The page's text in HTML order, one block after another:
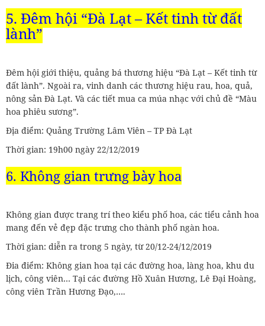
5. Đêm hội “Đà Lạt – Kết tinh từ đất
lành”
Đêm hội giới thiệu, quảng bá thương hiệu “Đà Lạt – Kết tinh từ
đất lành”. Ngoài ra, vinh danh các thương hiệu rau, hoa, quả,
nông sản Đà Lạt. Và các tiết mua ca múa nhạc với chủ đề “Màu
hoa phiêu sương”.
Địa điểm: Quảng Trường Lâm Viên – TP Đà Lạt
Thời gian: 19h00 ngày 22/12/2019
6. Không gian trưng bày hoa
Không gian được trang trí theo kiểu phố hoa, các tiểu cảnh hoa
mang đến vẻ đẹp đặc trưng cho thành phố ngàn hoa.
Thời gian: diễn ra trong 5 ngày, từ 20/12-24/12/2019
Đia điểm: Không gian hoa tại các đường hoa, làng hoa, khu du
lịch, công viên… Tại các đường Hồ Xuân Hương, Lê Đại Hoàng,
công viên Trần Hương Đạo,….